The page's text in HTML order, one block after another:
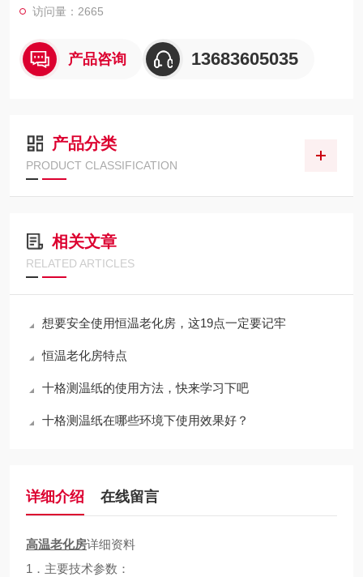
访问量：2665
产品咨询 13683605035
产品分类
PRODUCT CLASSIFICATION
相关文章
RELATED ARTICLES
想要安全使用恒温老化房，这19点一定要记牢
恒温老化房特点
十格测温纸的使用方法，快来学习下吧
十格测温纸在哪些环境下使用效果好？
详细介绍 在线留言
高温老化房详细资料
1．主要技术参数：